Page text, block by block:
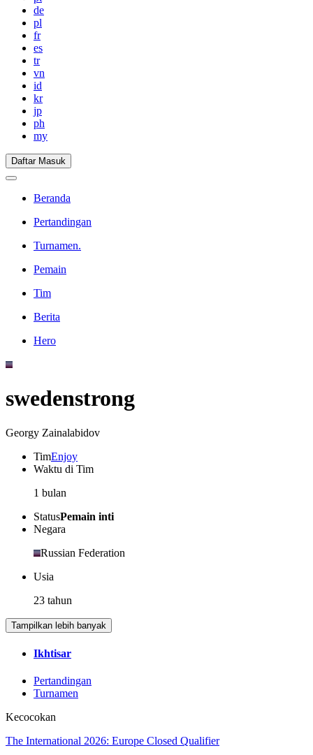
de
pl
fr
es
tr
vn
id
kr
jp
ph
my
Daftar Masuk
Beranda
Pertandingan
Turnamen.
Pemain
Tim
Berita
Hero
swedenstrong
Georgy Zainalabidov
TimEnjoy
Waktu di Tim
1 bulan
StatusPemain inti
Negara
Russian Federation
Usia
23 tahun
Tampilkan lebih banyak
Ikhtisar
Pertandingan
Turnamen
Kecocokan
The International 2026: Europe Closed Qualifier